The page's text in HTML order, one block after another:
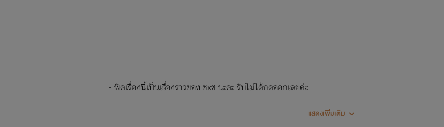
- ฟิคเรื่องนี้เป็นเรื่องราวของ ชxช นะคะ รับไม่ได้กดออกเลยค่ะ
- ฟิคเรื่องนี้ถูกแต่งขึ้นเพียงเพราะจิตนาการของผู้แต่ง ไม่ได้เกี่ยวข้องกับชีวิตจริงของตัวละครในฟิคนี้แต่อย่
แสดงเพิ่มเติม